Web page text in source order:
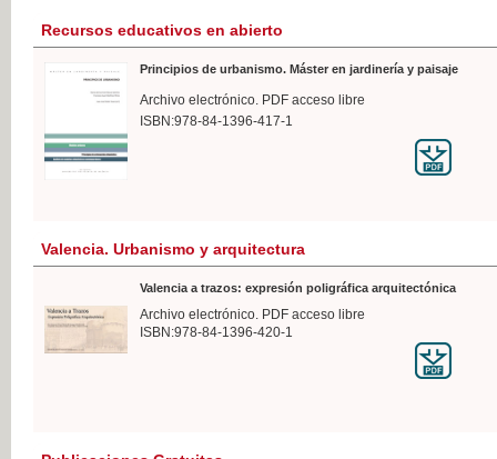
Recursos educativos en abierto
Principios de urbanismo. Máster en jardinería y paisaje
Archivo electrónico. PDF acceso libre
ISBN:978-84-1396-417-1
Valencia. Urbanismo y arquitectura
Valencia a trazos: expresión poligráfica arquitectónica
Archivo electrónico. PDF acceso libre
ISBN:978-84-1396-420-1